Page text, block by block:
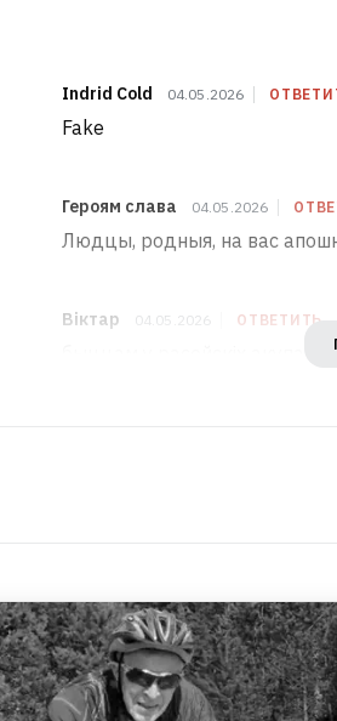
Indrid Cold 04.05.2026
Fake
Героям слава 04.05.2026
Людцы, родныя, на вас
Віктар 04.05.2026 ОТВЕТИТЬ
быццам у расейскіх